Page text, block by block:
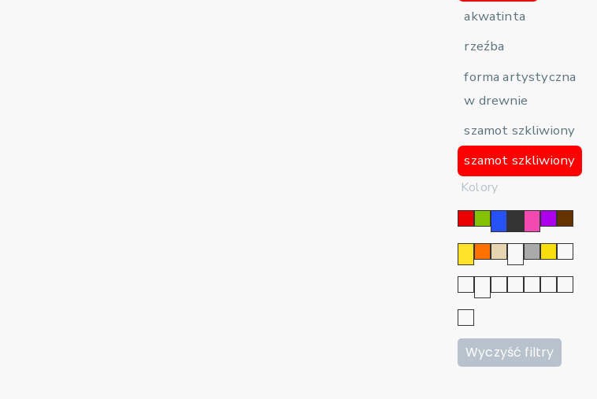
akwatinta
rzeźba
forma artystyczna
w drewnie
szamot szkliwiony
szamot szkliwiony
Kolory
Wyczyść filtry